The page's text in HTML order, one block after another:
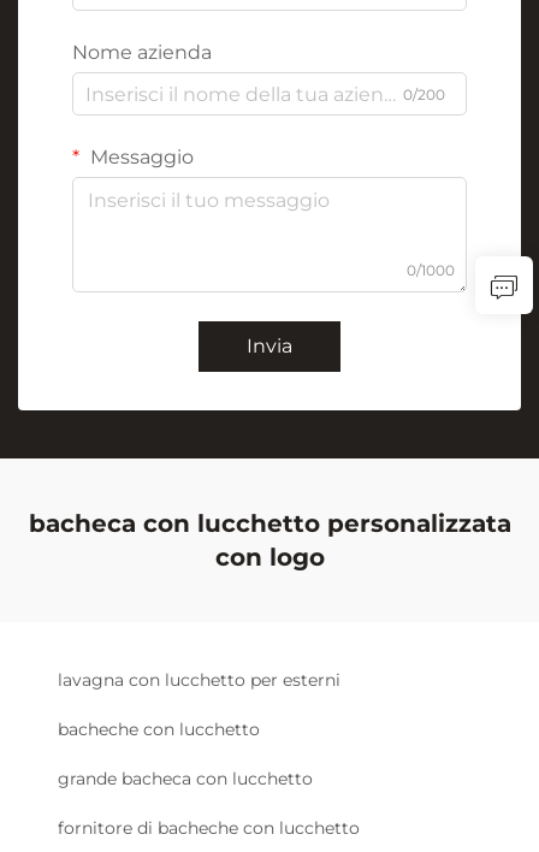
Nome azienda
0/200
Messaggio
0/1000
Invia
bacheca con lucchetto personalizzata
con logo
lavagna con lucchetto per esterni
bacheche con lucchetto
grande bacheca con lucchetto
fornitore di bacheche con lucchetto